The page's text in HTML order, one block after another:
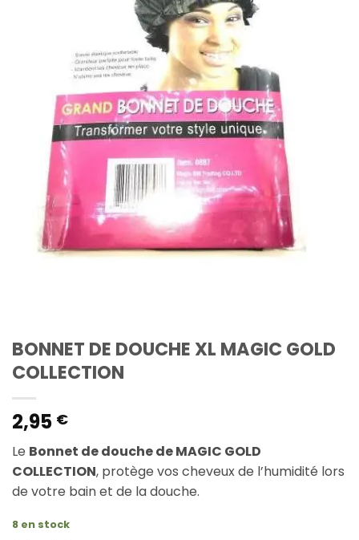
BONNET DE DOUCHE XL MAGIC GOLD
COLLECTION
2,95 €
Le Bonnet de douche de MAGIC GOLD
COLLECTION, protège vos cheveux de l’humidité lors
de votre bain et de la douche.
8 en stock